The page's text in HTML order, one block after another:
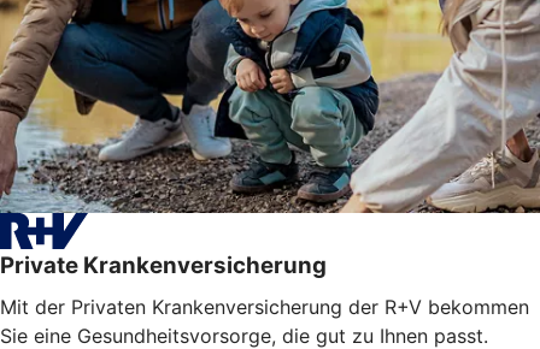
Private Krankenversicherung
Mit der Privaten Krankenversicherung der R+V bekommen
Sie eine Gesundheitsvorsorge, die gut zu Ihnen passt.